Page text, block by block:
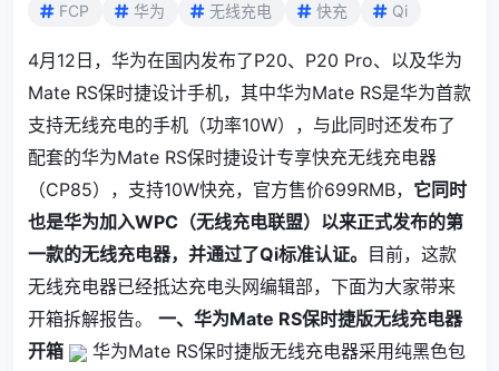
FCP 华为 无线充电 快充 Qi
4月12日，华为在国内发布了P20、P20 Pro、以及华为
Mate RS保时捷设计手机，其中华为Mate RS是华为首款
支持无线充电的手机（功率10W），与此同时还发布了
配套的华为Mate RS保时捷设计专享快充无线充电器
（CP85），支持10W快充，官方售价699RMB， 它同时
也是华为加入WPC（无线充电联盟）以来正式发布的第
一款的无线充电器，并通过了Qi标准认证。 目前，这款
无线充电器已经抵达充电头网编辑部，下面为大家带来
开箱拆解报告。 一、华为Mate RS保时捷版无线充电器
开箱
华为Mate RS保时捷版无线充电器采用纯黑色包